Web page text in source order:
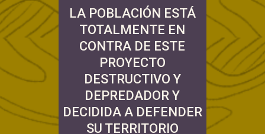
LA POBLACIÓN ESTÁ
TOTALMENTE EN
CONTRA DE ESTE
PROYECTO
DESTRUCTIVO Y
DEPREDADOR Y
DECIDIDA A DEFENDER
SU TERRITORIO